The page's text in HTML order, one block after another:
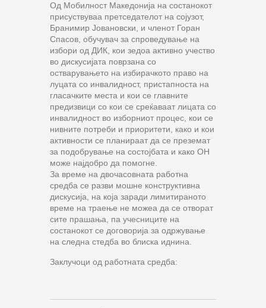
Од Мобилност Македонија на состанокот
присуствуваа претседателот на сојузот,
Бранимир Јовановски, и членот Горан
Спасов, обучувач за спроведување на
избори од ДИК, кои зедоа активно учество
во дискусијата поврзана со
остварувањето на избирачкото право на
луцата со инвалидност, пристапноста на
гласачките места и кои се главните
предизвици со кои се среќаваат лицата со
инвалидност во изборниот процес, кои се
нивните потреби и приоритети, како и кои
активности се планираат да се преземат
за подобрување на состојбата и како ОН
може најдобро да помогне.
За време на двочасовната работна
средба се разви мошне конструктивна
дискусија, на која заради лимитираното
време на траење не можеа да се отворат
сите прашања, па учесниците на
состанокот се договорија за одржување
на следна стедба во блиска иднина.
Заклучоци од работната средба: